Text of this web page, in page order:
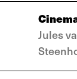
Jules